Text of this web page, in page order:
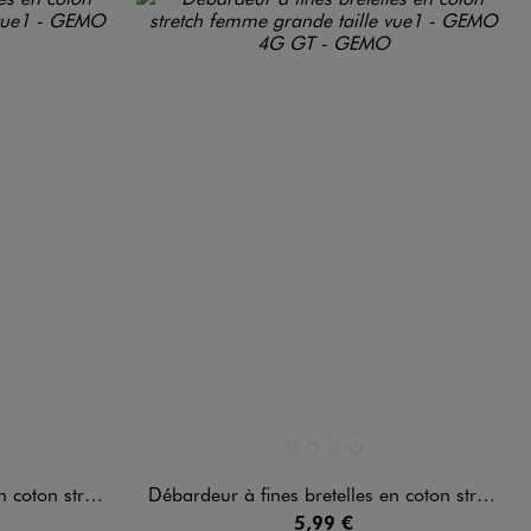
grande taille
Débardeur à fines bretelles en coton stretch femme grande taille
5,99 €